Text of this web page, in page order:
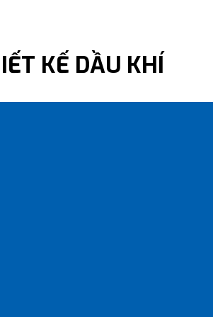
KẾ DẦU KHÍ